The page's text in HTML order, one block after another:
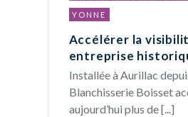
YONNE
Accélérer la
entreprise
Installée à Aurillac
Blanchisserie Boisset
aujourd’hui plus de [...]